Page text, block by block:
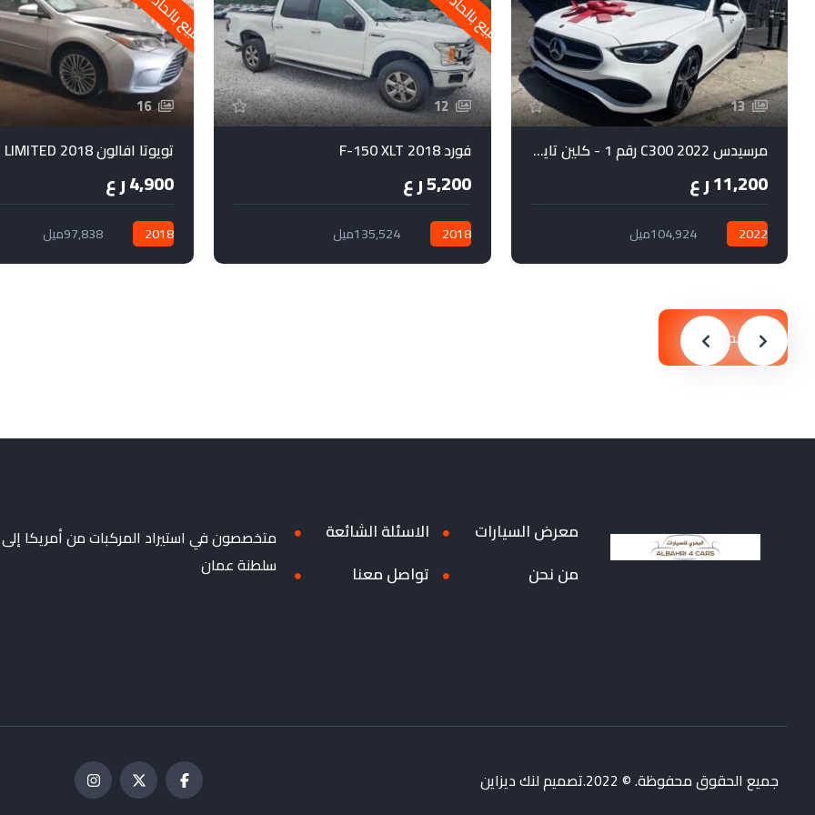
13
مرسيدس C300 2022 رقم 1 - كلين تايتل - كاميرات 360 درجة
11,200 ر ع
2022 104,924ميل
12
فورد 2018 F-150 XLT
5,200 ر ع
2018 135,524ميل
16
تويوتا افالون 2018 LIMITED
4,900 ر ع
2018 97,838ميل
ابدأ بحثًا جديدًا
معرض السيارات
الاسئلة الشائعة
من نحن
تواصل معنا
متخصصون في استيراد المركبات من أمريكا إلى
سلطنة عمان
جميع الحقوق محفوظة. © 2022.تصميم لنك ديزاين